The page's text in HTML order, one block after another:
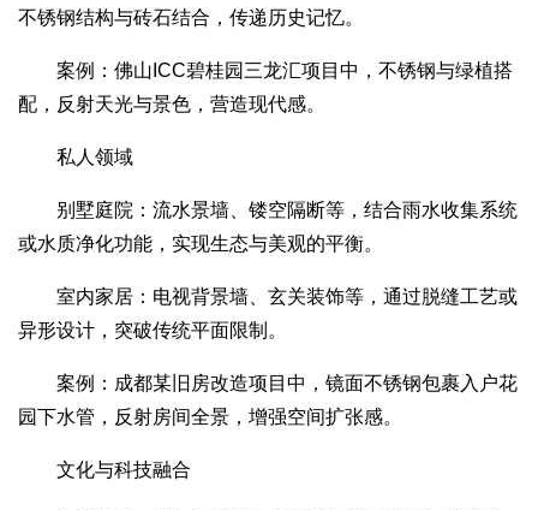
不锈钢结构与砖石结合，传递历史记忆。
案例：佛山ICC碧桂园三龙汇项目中，不锈钢与绿植搭
配，反射天光与景色，营造现代感。
私人领域
别墅庭院：流水景墙、镂空隔断等，结合雨水收集系统
或水质净化功能，实现生态与美观的平衡。
室内家居：电视背景墙、玄关装饰等，通过脱缝工艺或
异形设计，突破传统平面限制。
案例：成都某旧房改造项目中，镜面不锈钢包裹入户花
园下水管，反射房间全景，增强空间扩张感。
文化与科技融合